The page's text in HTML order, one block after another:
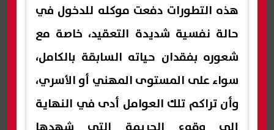
هذه التطورات دفعت موكله للدخول في
حالة نفسية شديدة التعقيد، خاصة مع
شعوره بفقدان حياته السابقة بالكامل،
سواء على المستوى المهني أو الأسري،
وأن تراكم تلك العوامل أدى في النهاية